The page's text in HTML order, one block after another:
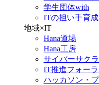
学生団体with
ITの担い手育成
地域×IT
Hana道場
Hana工房
サイバーサクラ
IT推進フォーラ
ハッカソン・